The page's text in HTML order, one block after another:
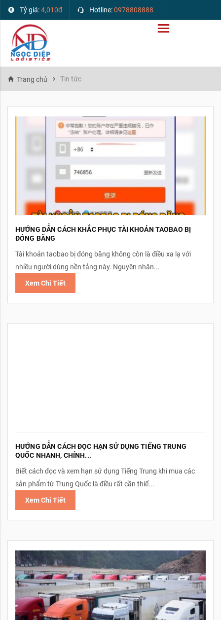
Tỷ giá:4,010đ Hotline:0978808888
Trang chủ Tin tức
HƯỚNG DẪN CÁCH KHẮC PHỤC TÀI KHOẢN TAOBAO BỊ
ĐÓNG BĂNG
Tài khoản taobao bị đóng băng không còn là điều xa lạ với
nhiều người dùng nền tảng này. Nguyên nhân...
Xem Chi Tiết
HƯỚNG DẪN CÁCH ĐỌC HẠN SỬ DỤNG TIẾNG TRUNG
QUỐC NHANH, CHÍNH...
Biết cách đọc và xem hạn sử dụng Tiếng Trung khi mua các
sản phẩm từ Trung Quốc là điều rất cần thiế...
Xem Chi Tiết